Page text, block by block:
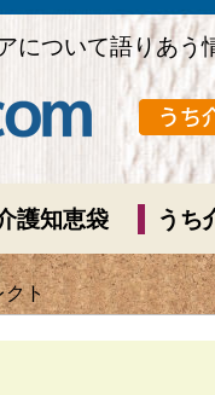
について語りあう
護知恵袋 うち
ト